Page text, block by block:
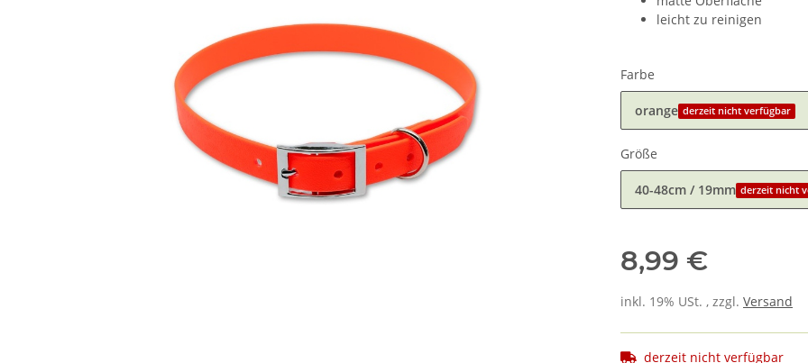
leicht zu reinigen
Farbe
orange derzeit nicht verfügbar
Größe
40-48cm / 19mm derzeit nicht
8,99 €
inkl. 19% USt. , zzgl. Versand
derzeit nicht verfügbar